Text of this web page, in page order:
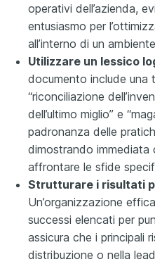
operativi dell’azienda,
entusiasmo per
all’interno di un
Utilizzare un lessico
documento include una
“riconciliazione
dell’ultimo miglio” e
padronanza delle
dimostrando immediata
affrontare le sfide
Strutturare i risultati
Un’organizzazione
successi elencati per
assicura che i principali
distribuzione o nella